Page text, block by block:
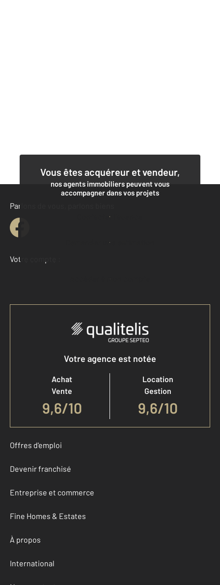
Vous êtes acquéreur et vendeur,
nos agents immobiliers peuvent vous
accompagner dans vos projets
Contacter l'agence
Demander une estimation
Parlons de vous, parlons biens
Votre compte :
Accéder à mon compte
Votre agence est notée
Achat
Vente
9,6/10
Location
Gestion
9,6/10
Offres d'emploi
Devenir franchisé
Entreprise et commerce
Fine Homes & Estates
À propos
International